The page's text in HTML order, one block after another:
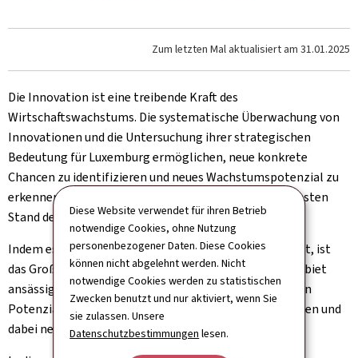
Diese Website verwendet für ihren Betrieb
notwendige Cookies, ohne Nutzung
personenbezogener Daten. Diese Cookies
können nicht abgelehnt werden. Nicht
notwendige Cookies werden zu statistischen
Zwecken benutzt und nur aktiviert, wenn Sie
sie zulassen. Unsere
Datenschutzbestimmungen lesen.
Zum letzten Mal aktualisiert am 31.01.2025
Die Innovation ist eine treibende Kraft des
Wirtschaftswachstums. Die systematische Überwachung von
Innovationen und die Untersuchung ihrer strategischen
Bedeutung für Luxemburg ermöglichen, neue konkrete
Chancen zu identifizieren und neues Wachstumspotenzial zu
erkennen und gleichzeitig die Wirtschaft auf dem neuesten
Stand der Technik zu diversifizieren.
Indem es auf dem neuesten Stand der Innovation bleibt, ist
das Großherzogtum in der Lage, bereits auf seinem Gebiet
ansässige Unternehmen zu binden und gleichzeitig sein
Potenzial zu wahren, um neue Unternehmen anzuziehen und
dabei neue Arbeitsplätze zu schaffen.